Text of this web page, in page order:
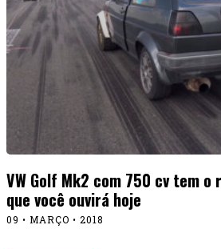
VW Golf Mk2 com 750 cv tem
que você ouvirá hoje
09 • MARÇO • 2018